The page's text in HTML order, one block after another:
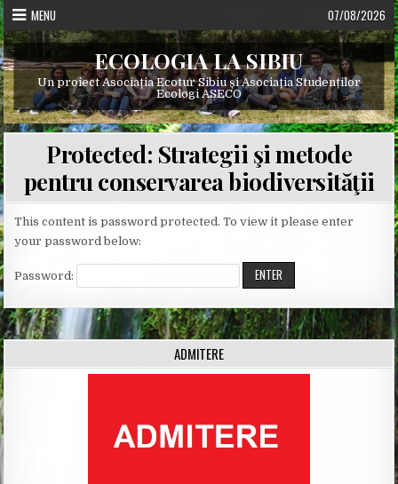
Skip
to
content
MENU 07/08/2026
ECOLOGIA LA SIBIU
Un proiect Asociația Ecotur Sibiu și Asociația Studenților
Ecologi ASECO
Protected: Strategii şi metode
pentru conservarea biodiversităţii
This content is password protected. To view it please enter
your password below:
Password:
ADMITERE